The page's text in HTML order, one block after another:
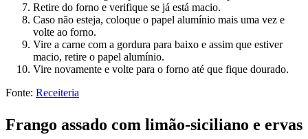
Retire do forno e verifique se já está macio.
Caso não esteja, coloque o papel alumínio mais uma vez e
volte ao forno.
Vire a carne com a gordura para baixo e assim que estiver
macio, retire o papel alumínio.
Vire novamente e volte para o forno até que fique dourado.
Fonte: Receiteria
Frango assado com limão-siciliano e ervas